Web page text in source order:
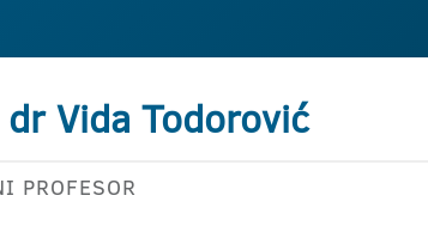
Vida Todorović
PROFESOR